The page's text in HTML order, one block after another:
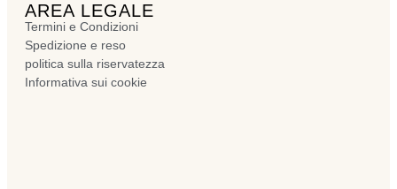
AREA LEGALE
Termini e Condizioni
Spedizione e reso
politica sulla riservatezza
Informativa sui cookie